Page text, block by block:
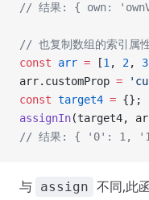
// 结果: { own:
// 也复制数组的索引属
const arr = [1 , 2, 3
arr.customProp =
const target4 = {};
assignIn(target4,
// 结果: { '0': 1,
与 assign 不同,此